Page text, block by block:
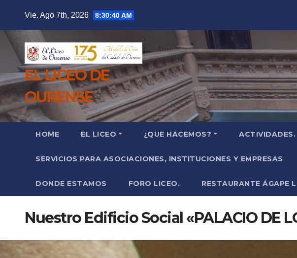
contenido
Vie. Ago 7th, 2026 8:30:41 AM
EL LICEO DE
OURENSE
HOME EL LICEO ¿QUE HACEMOS? ACTIVIDADES.
SERVICIOS PARA ASOCIACIONES, INSTITUCIONES Y EMPRESAS
DONDE ESTAMOS FORO LICEO. RESTAURANTE ÁGAPE
Nuestro Edificio Social «PALACIO DE